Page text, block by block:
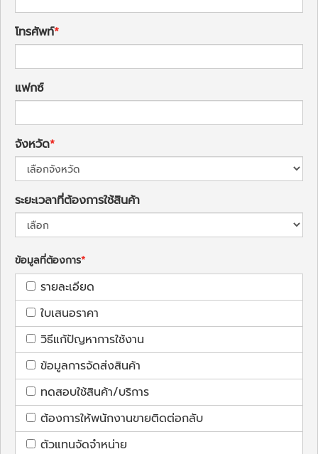
โทรศัพท์
แฟกซ์
จังหวัด
ระยะเวลาที่ต้องการใช้สินค้า
ข้อมูลที่ต้องการ
รายละเอียด
ใบเสนอราคา
วิธีแก้ปัญหาการใช้งาน
ข้อมูลการจัดส่งสินค้า
ทดสอบใช้สินค้า/บริการ
ต้องการให้พนักงานขายติดต่อกลับ
ตัวแทนจัดจำหน่าย